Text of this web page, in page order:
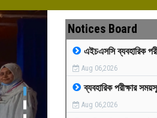
১৪৩৩
Notices Board
এইচএসসি ব্যবহারিক
Aug 06,2026
ব্যবহারিক পরীক্ষার
Aug 06,2026